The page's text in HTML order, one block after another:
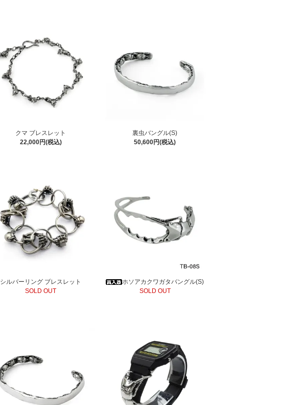
クマ ブレスレット
22,000円(税込)
裏虫バングル(S)
50,600円(税込)
シルバーリング ブレスレット
SOLD OUT
ホソアカクワガタバングル(S)
SOLD OUT